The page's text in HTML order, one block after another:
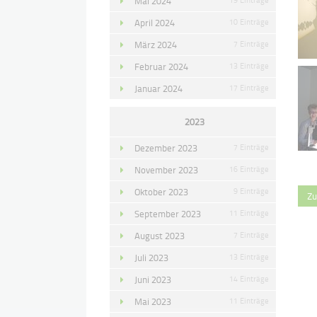
April 2024 10 Einträge
März 2024 7 Einträge
Februar 2024 13 Einträge
Januar 2024 17 Einträge
2023
Dezember 2023 7 Einträge
November 2023 16 Einträge
Oktober 2023 9 Einträge
September 2023 11 Einträge
August 2023 7 Einträge
Juli 2023 13 Einträge
Juni 2023 14 Einträge
Mai 2023 11 Einträge